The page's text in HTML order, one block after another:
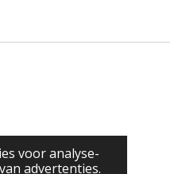
voor analyse-
advertenties.